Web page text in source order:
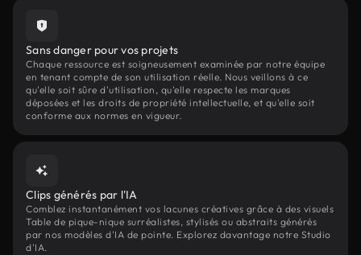
Sans danger pour vos projets
Chaque ressource est soigneusement examinée par notre équipe
en tenant compte de son utilisation réelle. Nous veillons à ce
qu'elle soit sûre d'utilisation, qu'elle respecte les marques
déposées et les droits de propriété intellectuelle, et qu'elle soit
conforme aux normes en vigueur.
Clips générés par l'IA
Comblez instantanément vos lacunes créatives grâce à des visuels
Table de pique-nique surréalistes, stylisés ou abstraits générés
par nos modèles d'IA de pointe. Explorez davantage notre Studio
d'IA.